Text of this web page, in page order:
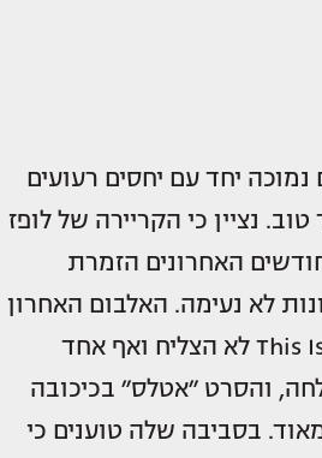
יחד עם יחסים רעועים
נציין כי הקריירה של לופז
האחרונים הזמרת
לא נעימה. האלבום האחרון
שהוציאה This Is Me... Now לא הצליח ואף אחד
והסרט ״אטלס״ בכיכובה
בסביבה שלה טוענים כי